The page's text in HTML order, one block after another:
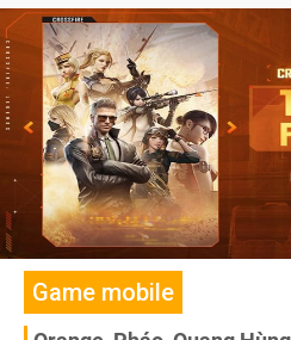
sàng cho ngày khai mở
Game mobile